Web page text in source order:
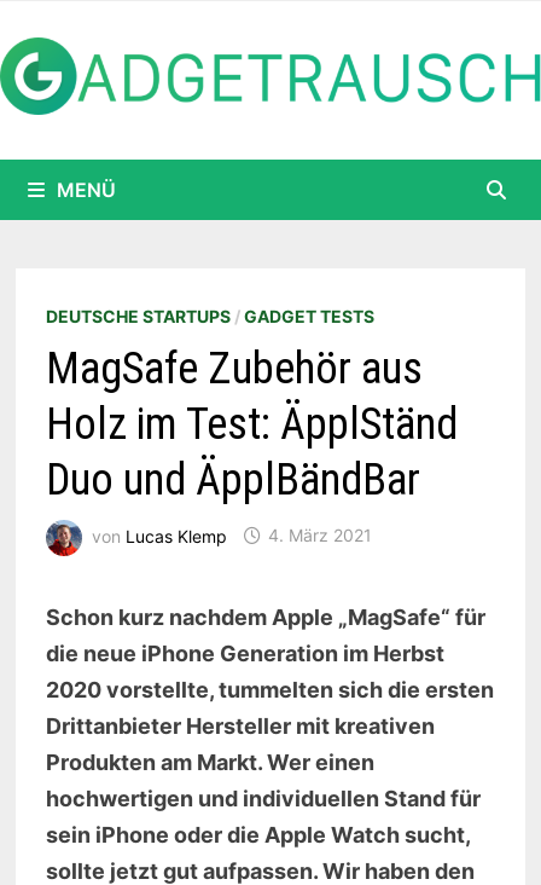
Inhalt
springen
MENÜ
DEUTSCHE STARTUPS/GADGET TESTS
MagSafe Zubehör aus
Holz im Test: ÄpplStänd
Duo und ÄpplBändBar
von Lucas Klemp 4. März 2021
Schon kurz nachdem Apple „MagSafe“ für
die neue iPhone Generation im Herbst
2020 vorstellte, tummelten sich die ersten
Drittanbieter Hersteller mit kreativen
Produkten am Markt. Wer einen
hochwertigen und individuellen Stand für
sein iPhone oder die Apple Watch sucht,
sollte jetzt gut aufpassen. Wir haben den